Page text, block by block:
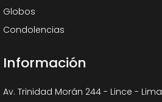
Globos
Condolencias
Información
Av. Trinidad Morán 244 - Lince - Lima